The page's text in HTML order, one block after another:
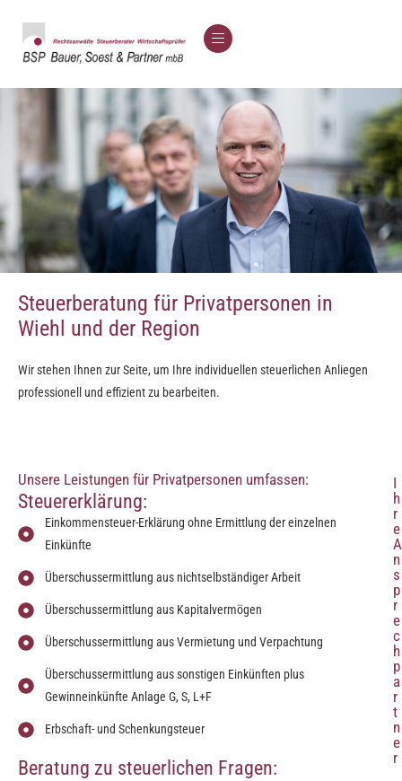
Steuerberatung für Privat­personen in
Wiehl und der Region
Wir stehen Ihnen zur Seite, um Ihre individuellen steuerlichen Anliegen
professionell und effizient zu bearbeiten.
Unsere Leistungen für Privatpersonen umfassen:
Steuererklärung:
Einkommensteuer-Erklärung ohne Ermittlung der einzelnen
Einkünfte
Überschussermittlung aus nichtselbständiger Arbeit
Überschussermittlung aus Kapitalvermögen
Überschussermittlung aus Vermietung und Verpachtung
Überschussermittlung aus sonstigen Einkünften plus
Gewinneinkünfte Anlage G, S, L+F
Erbschaft- und Schenkungsteuer
Beratung zu steuerlichen Fragen:
I
h
r
e
A
n
s
p
r
e
c
h
p
a
r
t
n
e
r